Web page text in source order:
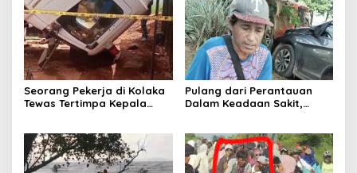
Seorang Pekerja di Kolaka
Tewas Tertimpa Kepala
Pulang dari Perantauan
Dalam Keadaan Sakit,